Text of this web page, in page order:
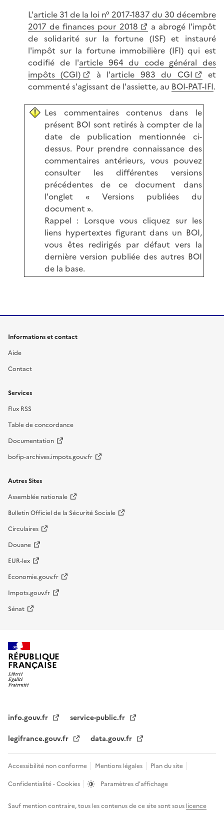
L'article 31 de la loi n° 2017-1837 du 30 décembre
2017 de finances pour 2018
a abrogé l'impôt
de solidarité sur la fortune (ISF) et instauré
l'impôt sur la fortune immobilière (IFI) qui est
codifié de l'article 964 du code général des
impôts (CGI)
à l'article 983 du CGI
et
commenté s'agissant de l'assiette, au BOI-PAT-IFI.
Les commentaires contenus dans le
présent BOI sont retirés à compter de la
date de publication mentionnée ci-
dessus. Pour prendre connaissance des
commentaires antérieurs, vous pouvez
consulter les différentes versions
précédentes de ce document dans
l'onglet « Versions publiées du
document ».
Rappel : Lorsque vous cliquez sur les
liens hypertextes figurant dans un BOI,
vous êtes redirigés par défaut vers la
dernière version publiée des autres BOI
de la base.
Informations et contact
Aide
Contact
Services
Flux RSS
Table de concordance
Documentation
bofip-archives.impots.gouv.fr
Autres Sites
Assemblée nationale
Bulletin Officiel de la Sécurité Sociale
Circulaires
Douane
EUR-lex
Economie.gouv.fr
Impots.gouv.fr
Sénat
RÉPUBLIQUE
FRANÇAISE
info.gouv.fr
service-public.fr
legifrance.gouv.fr
data.gouv.fr
Accessibilité non conforme Mentions légales
Plan du site
Confidentialité - Cookies
Paramètres d'affichage
Sauf mention contraire, tous les contenus de ce site sont sous licence